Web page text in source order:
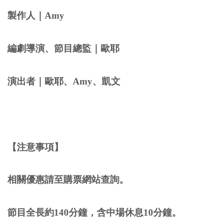
製作人｜Amy
編劇導演、節目總監｜歐耶
演出者｜歐耶、Amy、凱文
【注意事項】
相關優惠請至購票網站查詢。
節目全長約140分鐘，含中場休息10分鐘。